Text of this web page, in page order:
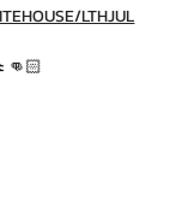
LTHJUL
👊🏻